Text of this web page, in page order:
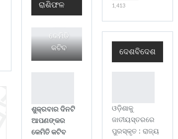
ରାଶିଫଳ
କେମିତି
କଟିବ
ଶୁକ୍ରବାର ଦିନଟି
ଆପଣଙ୍କର
କେମିତି କଟିବ
1,413
ଦେଶବିଦେଶ
ଓଡ଼ିଶାକୁ
ଜାତୀୟସ୍ତରରେ
ପୁରସ୍କୃତ : ରାଜ୍ୟ